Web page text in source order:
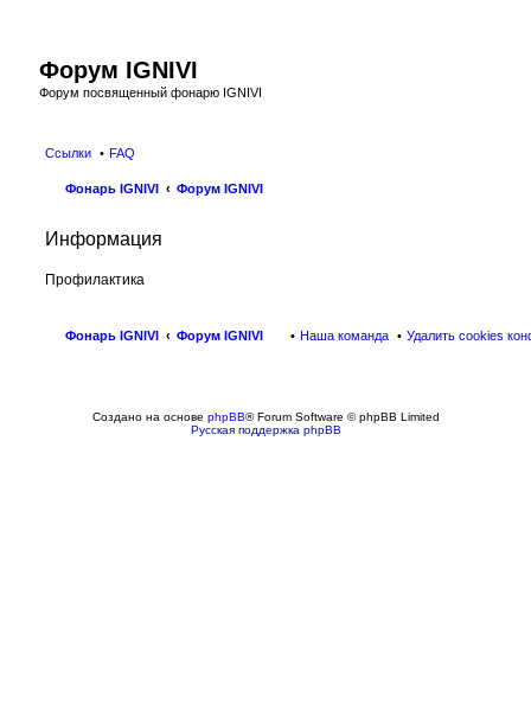
Форум IGNIVI
Форум посвященный фонарю IGNIVI
Ссылки FAQ
Фонарь IGNIVI Форум IGNIVI
Информация
Профилактика
Фонарь IGNIVI Форум IGNIVI Удалить cookies
Наша команда
Создано на основе phpBB® Forum Software © phpBB Limited
Русская поддержка phpBB